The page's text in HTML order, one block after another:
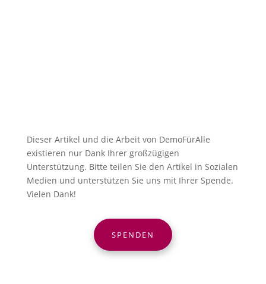
Dieser Artikel und die Arbeit von DemoFürAlle
existieren nur Dank Ihrer großzügigen
Unterstützung. Bitte teilen Sie den Artikel in Sozialen
Medien und unterstützen Sie uns mit Ihrer Spende.
Vielen Dank!
SPENDEN